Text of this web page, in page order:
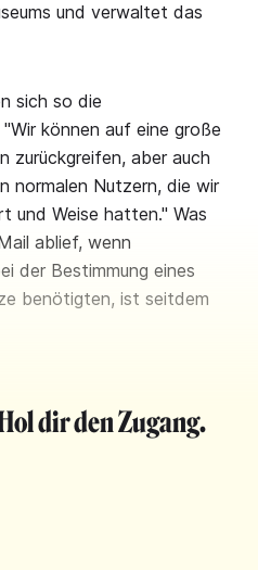
und verwaltet das
sich so die
können auf eine große
zurückgreifen, aber auch
normalen Nutzern, die wir
und Weise hatten." Was
ablief, wenn
der Bestimmung eines
benötigten, ist seitdem
dir den Zugang.